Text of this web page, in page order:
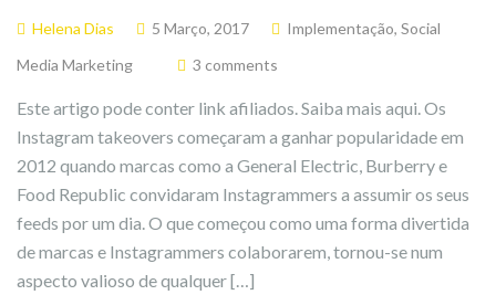
Helena Dias 5 Março, 2017 Implementação, Social
Media Marketing
3 comments
Este artigo pode conter link afiliados. Saiba mais aqui. Os
Instagram takeovers começaram a ganhar popularidade em
2012 quando marcas como a General Electric, Burberry e
Food Republic convidaram Instagrammers a assumir os seus
feeds por um dia. O que começou como uma forma divertida
de marcas e Instagrammers colaborarem, tornou-se num
aspecto valioso de qualquer […]